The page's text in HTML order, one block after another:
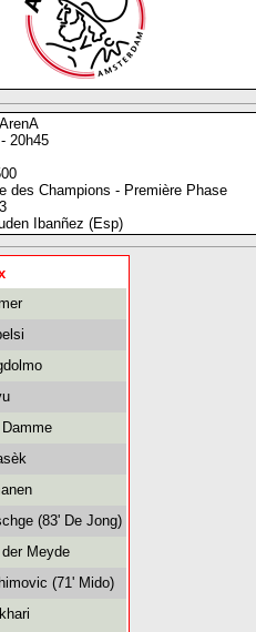
20h45
des Champions - Première Phase
Ibanñez (Esp)
(83' De Jong)
Meyde
(71' Mido)